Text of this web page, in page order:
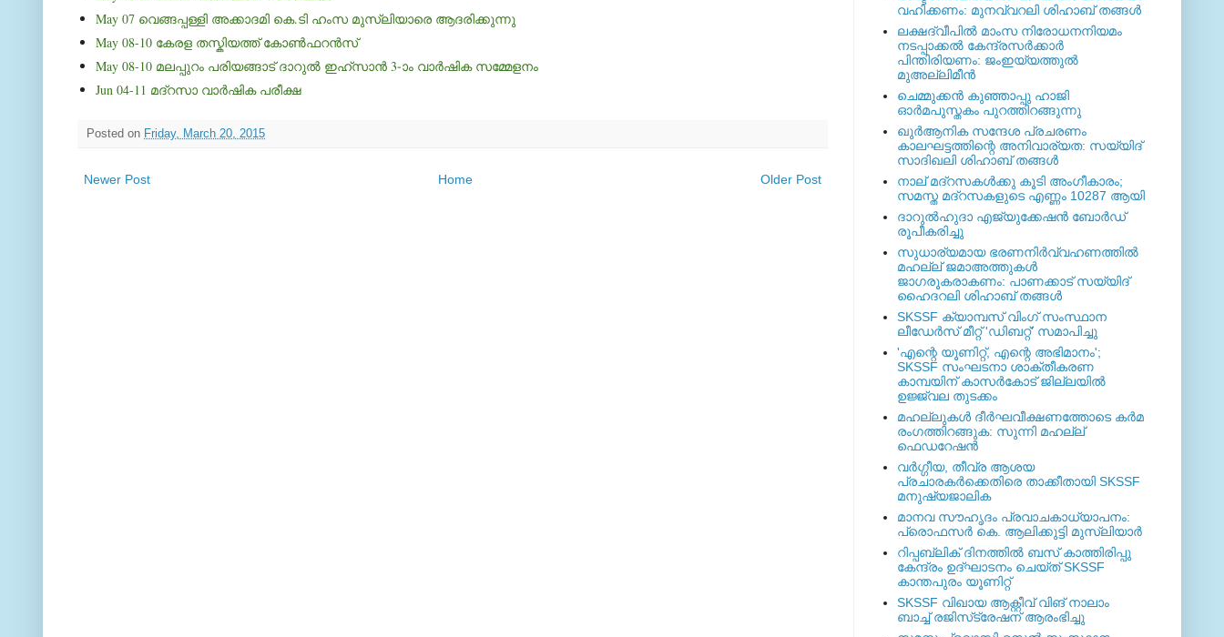
May 07 വെങ്ങപ്പള്ളി അക്കാദമി കെ.ടി ഹംസ മുസ്‌ലിയാരെ ആദരിക്കുന്നു
May 08-10 കേരള തസ്കിയത്ത് കോണ്‍ഫറന്‍സ്
May 08-10 മലപ്പുറം പരിയങ്ങാട് ദാറുല്‍ ഇഹ്‌സാന്‍ 3-ാം വാര്‍ഷിക സമ്മേളനം
Jun 04-11 മദ്‌റസാ വാര്‍ഷിക പരീക്ഷ
Posted on Friday, March 20, 2015
Newer Post Older Post
Home
വഹിക്കണം: മുനവ്വറലി ശിഹാബ് തങ്ങള്‍
ലക്ഷദ്വീപില്‍ മാംസ നിരോധനനിയമം
നടപ്പാക്കല്‍ കേന്ദ്രസര്‍ക്കാര്‍
പിന്തിരിയണം: ജംഇയ്യത്തുല്‍
മുഅല്ലിമീന്‍
ചെമ്മുക്കന്‍ കുഞ്ഞാപ്പു ഹാജി
ഓര്‍മപുസ്തകം പുറത്തിറങ്ങുന്നു
ഖുര്‍ആനിക സന്ദേശ പ്രചരണം
കാലഘട്ടത്തിന്റെ അനിവാര്യത: സയ്യിദ്
സാദിഖലി ശിഹാബ് തങ്ങള്‍
നാല് മദ്‌റസകള്‍ക്കു കൂടി അംഗീകാരം;
സമസ്ത മദ്‌റസകളുടെ എണ്ണം 10287 ആയി
ദാറുല്‍ഹുദാ എജ്യുക്കേഷന്‍ ബോര്‍ഡ്
രൂപീകരിച്ചു
സുധാര്യമായ ഭരണനിര്‍വ്വഹണത്തില്‍
മഹല്ല് ജമാഅത്തുകള്‍
ജാഗരൂകരാകണം: പാണക്കാട് സയ്യിദ്
ഹൈദറലി ശിഹാബ് തങ്ങള്‍
SKSSF ക്യാമ്പസ് വിംഗ് സംസ്ഥാന
ലീഡേർസ് മീറ്റ് 'ഡിബറ്റ്' സമാപിച്ചു
'എന്റെ യൂണിറ്റ്, എന്റെ അഭിമാനം';
SKSSF സംഘടനാ ശാക്തീകരണ
കാമ്പയിന് കാസര്‍കോട് ജില്ലയില്‍
ഉജ്ജ്വല തുടക്കം
മഹല്ലുകള്‍ ദീര്‍ഘവീക്ഷണത്തോടെ കര്‍മ
രംഗത്തിറങ്ങുക: സുന്നി മഹല്ല്
ഫെഡറേഷന്‍
വര്‍ഗ്ഗീയ, തീവ്ര ആശയ
പ്രചാരകര്‍ക്കെതിരെ താക്കീതായി SKSSF
മനുഷ്യജാലിക
മാനവ സൗഹൃദം പ്രവാചകാധ്യാപനം:
പ്രൊഫസർ കെ. ആലിക്കുട്ടി മുസ്ലിയാർ
റിപ്പബ്ലിക് ദിനത്തില്‍ ബസ് കാത്തിരിപ്പു
കേന്ദ്രം ഉദ്ഘാടനം ചെയ്ത്‌ SKSSF
കാന്തപുരം യൂണിറ്റ്
SKSSF വിഖായ ആക്റ്റീവ് വിങ് നാലാം
ബാച്ച് രജിസ്‌ട്രേഷന് ആരംഭിച്ചു